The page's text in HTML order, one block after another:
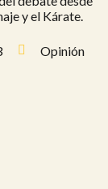
y el Kárate.
Opinión